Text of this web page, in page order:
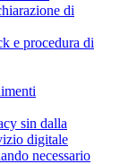
di
e procedura di
sin dalla
digitale
necessario